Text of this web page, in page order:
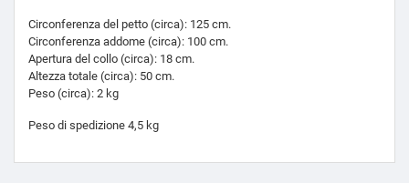
Circonferenza del petto (circa): 125 cm.
Circonferenza addome (circa): 100 cm.
Apertura del collo (circa): 18 cm.
Altezza totale (circa): 50 cm.
Peso (circa): 2 kg
Peso di spedizione 4,5 kg